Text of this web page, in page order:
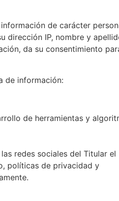
de carácter
dirección IP, nombre y
da su consentimiento
de información:
de herramientas y
redes sociales del Titular el
políticas de privacidad y